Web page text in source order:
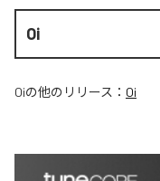
Oi
Oiの他のリリース： Oi